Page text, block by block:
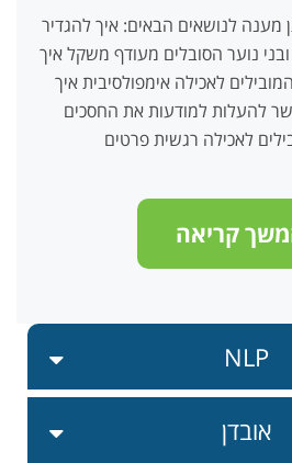
מענה לנושאים הבאים: איך להגדיר
נוער הסובלים מעודף משקל איך
לאכילה אימפולסיבית איך
להעלות למודעות את החסכים
לאכילה רגשית פרטים
קריאה
NLP
אובדן